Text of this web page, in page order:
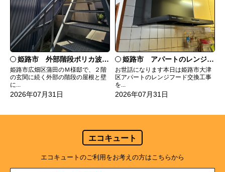
姫路市 外部階段ポリカ波板張替工事
姫路市広畑区蒲田のＭ様邸で、２階
の玄関に続く外部の階段の屋根と壁
に...
2026年07月31日
姫路市 アパートのレンジフード交換
お世話になります本日は姫路市大津
区アパートのレンジフード交換工事
を...
2026年07月31日
エコキュート
エコキュートのご利用をお考えの方はこちらから